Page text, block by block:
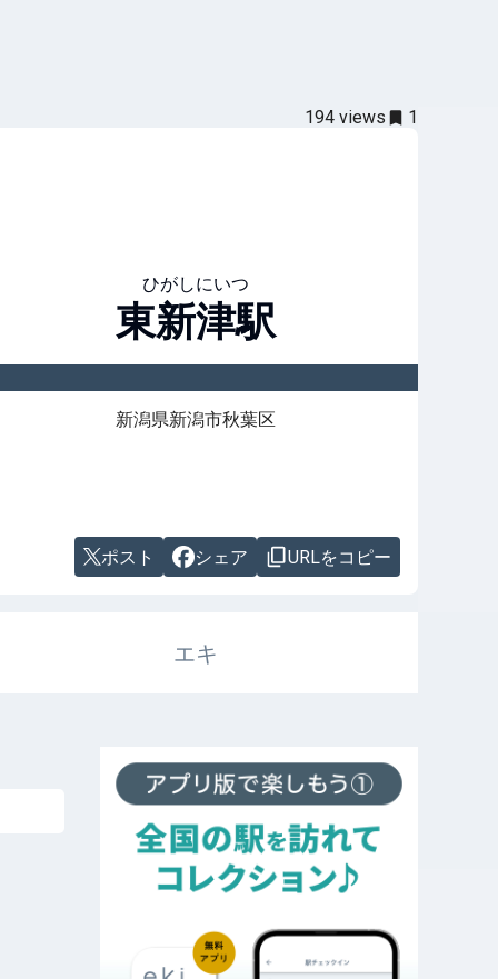
194 views 1
ひがしにいつ
東新津駅
新潟県新潟市秋葉区
ポスト シェア URLをコピー
エキ